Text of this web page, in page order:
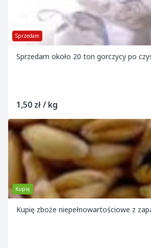
Sprzedam
Sprzedam około 20 ton gorczycy po
1,50 zł / kg
Kupię
Kupię zboże niepełnowartościowe z